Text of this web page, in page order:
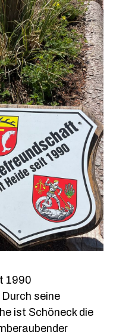
1990
seine
ist Schöneck die